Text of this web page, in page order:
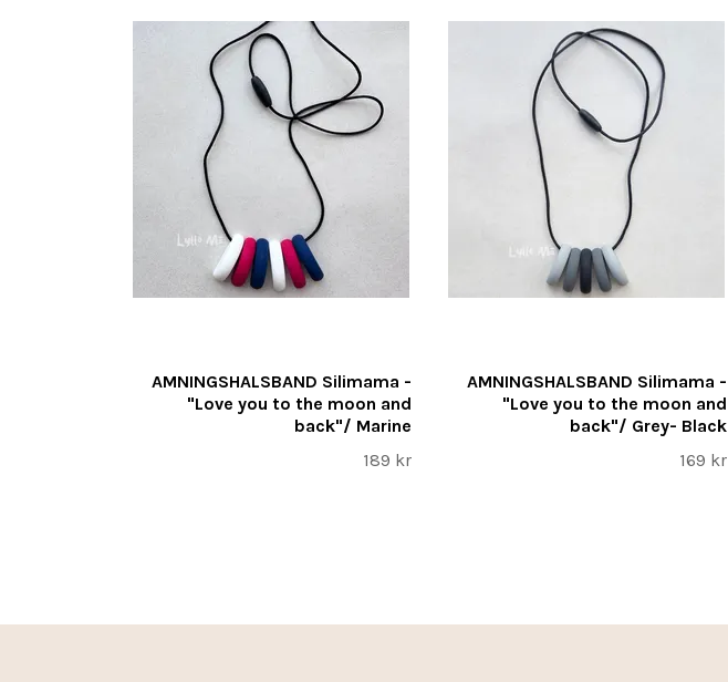
AMNINGSHALSBAND Silimama -
"Love you to the moon and
back"/ Marine
189 kr
AMNINGSHALSBAND Silimama -
"Love you to the moon and
back"/ Grey- Black
169 kr